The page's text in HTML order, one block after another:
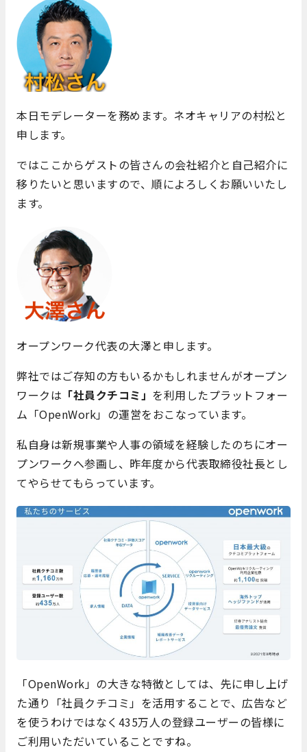
本日モデレーターを務めます。ネオキャリアの村松と
申します。
ではここからゲストの皆さんの会社紹介と自己紹介に
移りたいと思いますので、順によろしくお願いいたし
ます。
オープンワーク代表の大澤と申します。
弊社ではご存知の方もいるかもしれませんがオープン
ワークは 「社員クチコミ」 を利用したプラットフォー
ム「OpenWork」の運営をおこなっています。
私自身は新規事業や人事の領域を経験したのちにオー
プンワークへ参画し、昨年度から代表取締役社長とし
てやらせてもらっています。
「OpenWork」の大きな特徴としては、先に申し上げ
た通り「社員クチコミ」を活用することで、広告など
を使うわけではなく435万人の登録ユーザーの皆様に
ご利用いただいていることですね。